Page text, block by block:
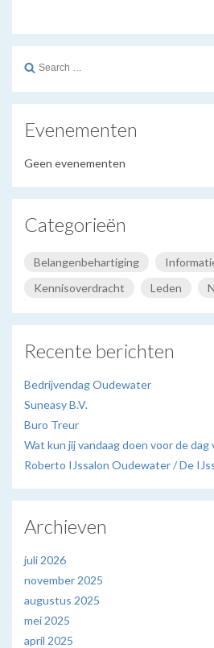
Search
Evenementen
Geen evenementen
Categorieën
Belangenbehartiging
Kennisoverdracht
Leden
Recente berichten
Bedrijvendag Oudewater
Suneasy B.V.
Buro Treur
Wat kun jij vandaag doen voor de dag
Roberto IJssalon Oudewater / De
Archieven
juli 2026
november 2025
augustus 2025
mei 2025
april 2025